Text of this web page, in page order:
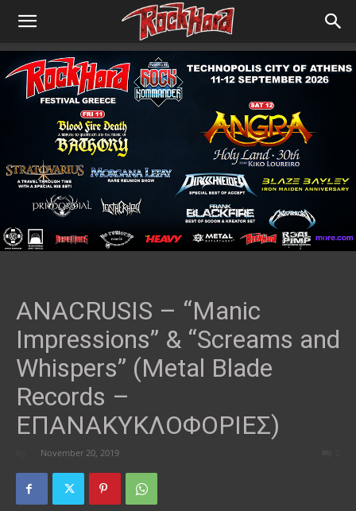
ANACRUSIS – “Manic
Impressions” & “Screams and
Whispers” (Metal Blade
Records –
ΕΠΑΝΑΚΥΚΛΟΦΟΡΙΕΣ)
November 20, 2019